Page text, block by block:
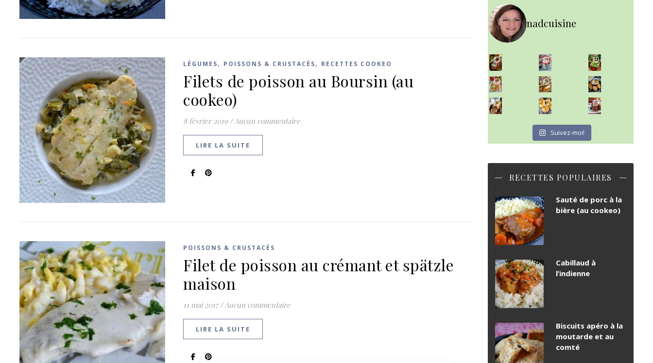
LÉGUMES, POISSONS & CRUSTACÉS, RECETTES COOKEO
Filets de poisson au Boursin (au
cookeo)
8 février 2019 /Aucun commentaire
LIRE LA SUITE
POISSONS & CRUSTACÉS
Filet de poisson au crémant et spätzle
maison
11 mai 2017 /Aucun commentaire
LIRE LA SUITE
nadcuisine
~ NICE CREAM À LA FRAISE ~
Presque un mois que
~ SALADE DE PÂTES AUX DEUX TOMATES THON ET BURRA
~ FINANCIERS MYRTILLES ET CITRON ~
Aujourd'hu
~ BUNS MAISON ~
Un peu de boulange par ici au
~ GÂTEAU FONDANT CHOCO NOISETTE ~
C'est lundi
Suivez-moi!
RECETTES POPULAIRES
Sauté de porc à la
bière (au cookeo)
Cabillaud à
l’indienne
Biscuits apéro à la
moutarde et au
comté